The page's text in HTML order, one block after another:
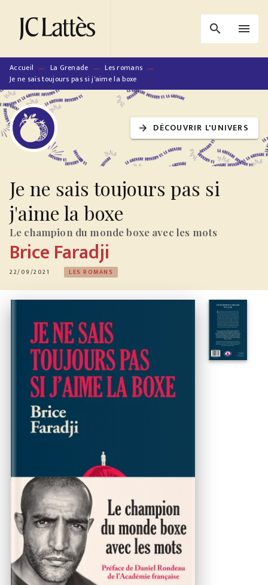
MENU RECHERCHE
PIED DE PAGE
search menu
Accueil — La Grenade — Les romans —
Je ne sais toujours pas si j'aime la boxe
arrow_forward DÉCOUVRIR L'UNIVERS
Je ne sais toujours pas si
j'aime la boxe
Le champion du monde boxe avec les mots
Brice Faradji
22/09/2021 LES ROMANS